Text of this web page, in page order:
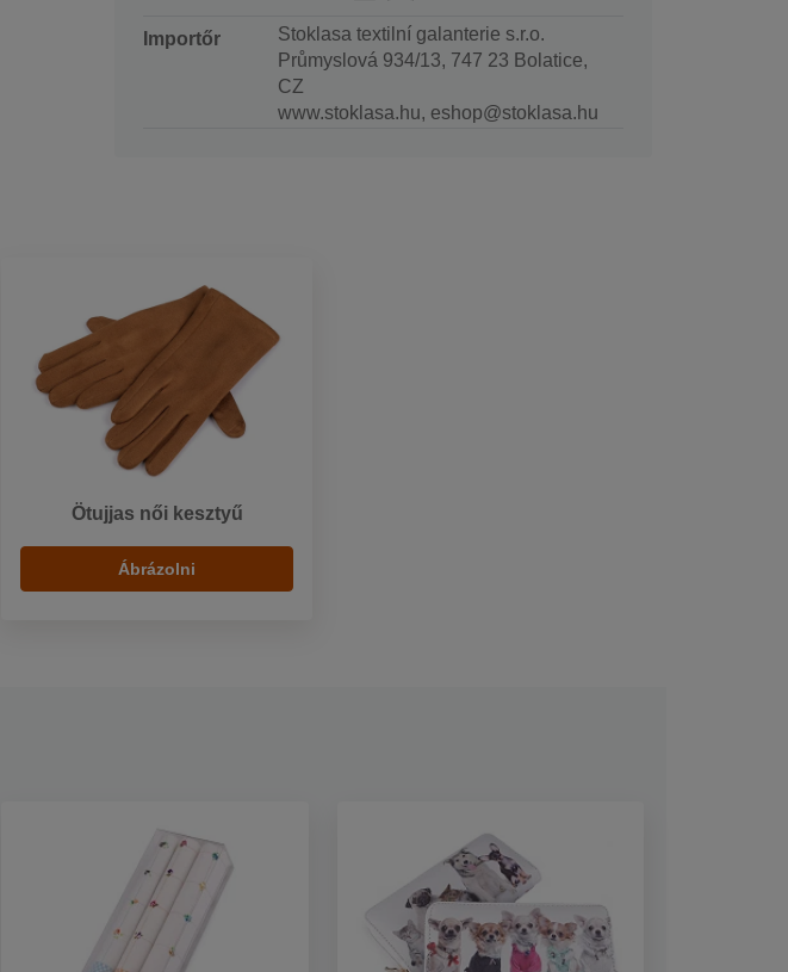
Importőr
Stoklasa textilní galanterie s.r.o.
Průmyslová 934/13, 747 23 Bolatice,
CZ
www.stoklasa.hu, eshop@stoklasa.hu
Ötujjas női kesztyű
Ábrázolni